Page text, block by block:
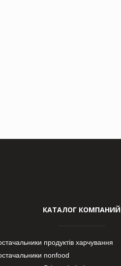
КАТАЛОГ КОМПАНИЙ
продуктів харчування
nonfood